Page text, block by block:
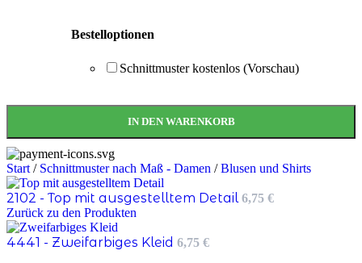
Bestelloptionen
Schnittmuster kostenlos (Vorschau)
IN DEN WARENKORB
Start / Schnittmuster nach Maß - Damen / Blusen und Shirts
2102 - Top mit ausgestelltem Detail6,75 €
Zurück zu den Produkten
4441 - Zweifarbiges Kleid 6,75 €